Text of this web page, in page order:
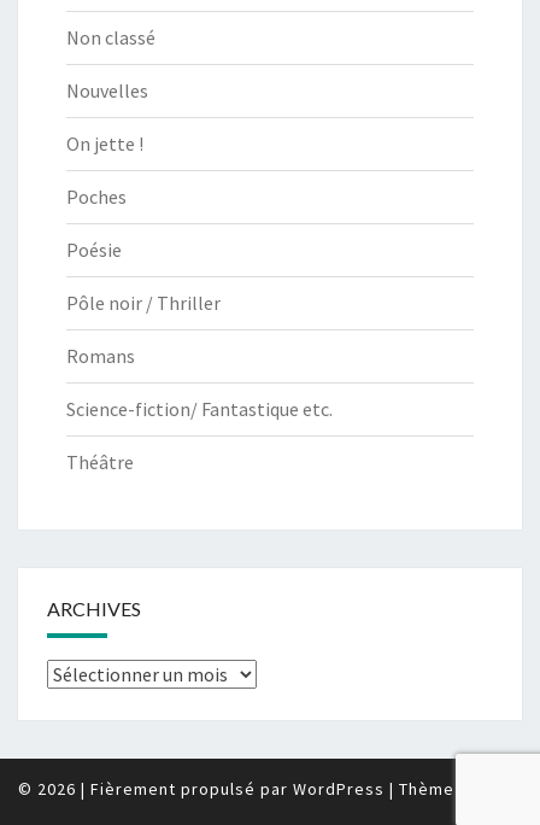
Non classé
Nouvelles
On jette !
Poches
Poésie
Pôle noir / Thriller
Romans
Science-fiction/ Fantastique etc.
Théâtre
ARCHIVES
Archives
© 2026 | Fièrement propulsé par WordPress | Thème :